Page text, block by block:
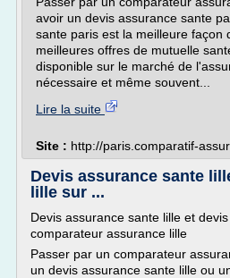
avoir un devis assurance sante
sante paris est la meilleure façon
meilleures offres de mutuelle
disponible sur le marché de
nécessaire et même souvent...
Lire la suite
Site : http://paris.comparatif-
Devis assurance sante
lille sur ...
Devis assurance sante lille et
comparateur assurance lille
Passer par un comparateur
un devis assurance sante lille ou